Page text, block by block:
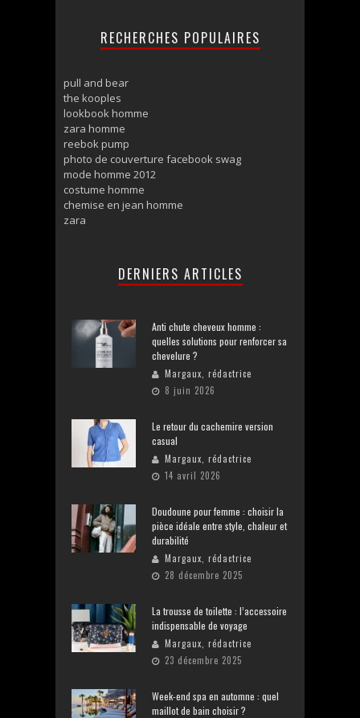
RECHERCHES POPULAIRES
pull and bear
the kooples
lookbook homme
zara homme
reebok pump
photo de couverture facebook swag
mode homme 2012
costume homme
chemise en jean homme
zara
DERNIERS ARTICLES
Anti chute cheveux homme :
quelles solutions pour renforcer sa
chevelure ?
Margaux, rédactrice
8 juin 2026
Le retour du cachemire version
casual
Margaux, rédactrice
14 avril 2026
Doudoune pour femme : choisir la
pièce idéale entre style, chaleur et
durabilité
Margaux, rédactrice
28 décembre 2025
La trousse de toilette : l’accessoire
indispensable de voyage
Margaux, rédactrice
23 décembre 2025
Week-end spa en automne : quel
maillot de bain choisir ?